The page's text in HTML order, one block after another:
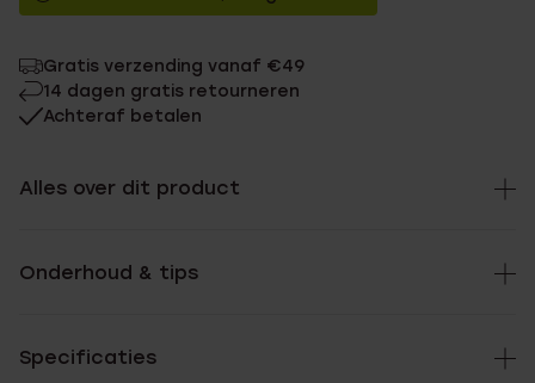
Gratis verzending vanaf €49
14 dagen gratis retourneren
Achteraf betalen
Alles over dit product
Onderhoud & tips
Specificaties